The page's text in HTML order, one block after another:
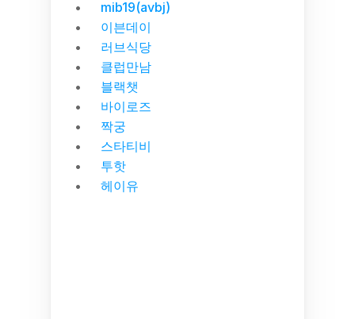
mib19(avbj)
이븐데이
러브식당
클럽만남
블랙챗
바이로즈
짝궁
스타티비
투핫
헤이유